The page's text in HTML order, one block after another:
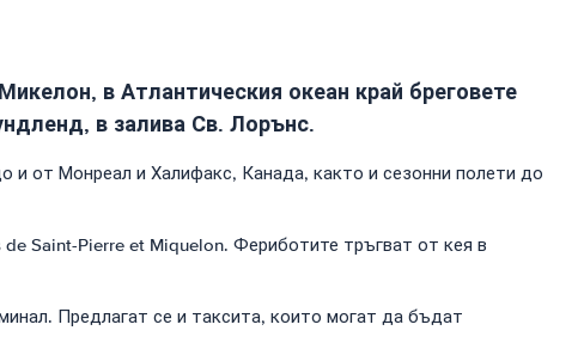
в Атлантическия океан край бреговете
в залива Св. Лорънс.
от Монреал и Халифакс, Канада, както и сезонни полети до
Saint-Pierre et Miquelon. Фериботите тръгват от кея в
Предлагат се и таксита, които могат да бъдат